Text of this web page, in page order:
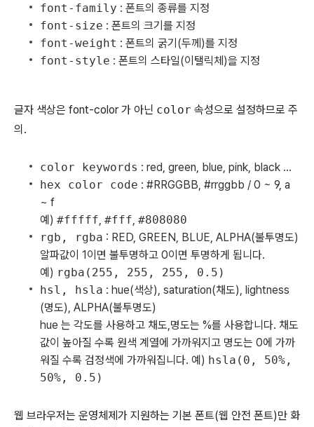
font-family : 폰트의 종류를 지정
font-size : 폰트의 크기를 지정
font-weight : 폰트의 굵기(두께)를 지정
font-style : 폰트의 스타일(이탤릭체)을 지정
글자 색상은 font-color 가 아닌 color 속성으로 설정하므로 주
의.
color keywords : red, green, blue, pink, black ...
hex color code : #RRGGBB, #rrggbb / 0 ~ 9, a
~ f
예) #fffff #fff #808080
rgb, rgba : RED, GREEN, BLUE, ALPHA(불투명도)
알파값이 1이면 불투명하고 0이면 투명하게 됩니다.
예) rgba(255, 255, 255, 0.5)
hsl, hsla : hue(색상), saturation(채도), lightness
(명도), ALPHA(불투명도)
hue 는 각도를 사용하고 채도,명도는 %를 사용합니다. 채도
값이 높아질 수록 원색 계열에 가까워지고 명도는 0에 가까
워질 수록 검정색에 가까워집니다. 예) hsla(0, 50%,
50%, 0.5)
웹 브라우저는 운영체제가 지원하는 기본 폰트(웹 안전 폰트)만 화